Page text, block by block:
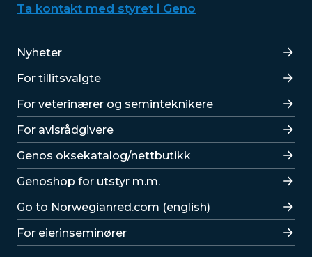
Ta kontakt med styret i Geno
Lenker
Nyheter
For tillitsvalgte
For veterinærer og seminteknikere
For avlsrådgivere
Lenker
Genos oksekatalog/nettbutikk
Genoshop for utstyr m.m.
Go to Norwegianred.com (english)
For eierinseminører